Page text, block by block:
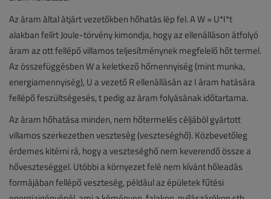
Az áram által átjárt vezetőkben hőhatás lép fel. A W = U*I*t
alakban felírt Joule-törvény kimondja, hogy az ellenálláson átfolyó
áram az ott fellépő villamos teljesítménynek megfelelő hőt termel.
Az összefüggésben W a keletkező hőmennyiség (mint munka,
energiamennyiség), U a vezető R ellenállásán az I áram hatására
fellépő feszültségesés, t pedig az áram folyásának időtartama.
Az áram hőhatása minden, nem hőtermelés céljából gyártott
villamos szerkezetben veszteség (veszteséghő). Közbevetőleg
érdemes kitérni rá, hogy a veszteséghő nem keverendő össze a
hőveszteséggel. Utóbbi a környezet felé nem kívánt hőleadás
formájában fellépő veszteség, például az épületek fűtési